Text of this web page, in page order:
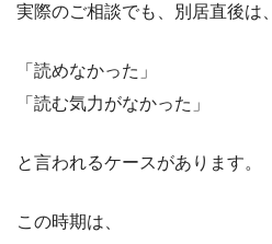
実際のご相談でも、別居直後は、
「読めなかった」
「読む気力がなかった」
と言われるケースがあります。
この時期は、